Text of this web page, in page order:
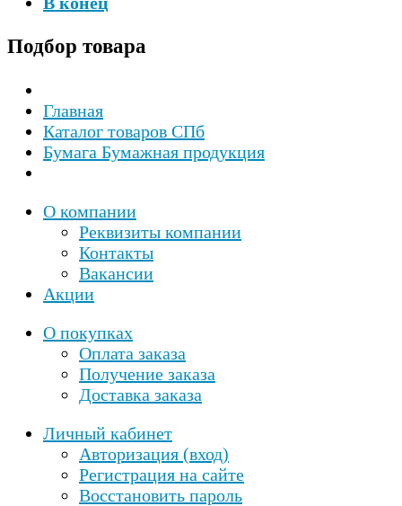
Подбор товара
Главная
Каталог товаров СПб
Бумага Бумажная продукция
О компании
Реквизиты компании
Контакты
Вакансии
Акции
О покупках
Оплата заказа
Получение заказа
Доставка заказа
Личный кабинет
Авторизация (вход)
Регистрация на сайте
Восстановить пароль